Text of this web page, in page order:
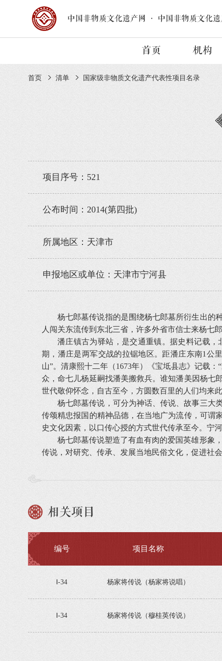
中国非物质文化遗产网 · 中国非物质文化
首页 机构
首页 清单 国家级非物质文化遗产代表性项目名录
项目序号：521
公布时间：2014(第四批)
所属地区：天津市
申报地区或单位：天津市宁河县
杨七郎墓传说指的是围绕杨七郎墓所衍生出的
人闯关东流传到东北三省，许多外省市信士来杨七郎
潘庄镇古为驿站，是交通重镇。据史料记载
期，潘庄是两军交战的拉锯地区。距潘庄东南1公
山”。清康熙十二年（1673年）《宝坻县志》记载
众，命七儿杨延嗣找潘美搬救兵。谁知潘美因杨七
世代敬仰怀念，自古至今，方圆数百里的人们均来
杨七郎墓传说，可分为神话、传说、故事三大
传颂精忠报国的精神品德，在当地广为流传，可谓
史文化因素，以口传心授的方式世代传承至今。宁
杨七郎墓传说塑造了有血有肉的爱国英雄形象
传说，对研究、传承、发展当地民俗文化，促进社
相关项目
编号 项目名称
Ⅰ-34 杨家将传说（杨家将说唱）
Ⅰ-34 杨家将传说（穆桂英传说）